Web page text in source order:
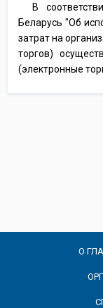
В
Беларусь "Об
затрат на
торгов)
(электронные
О